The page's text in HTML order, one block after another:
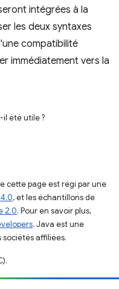
intégrées à la
les deux syntaxes
compatibilité
immédiatement vers la
été utile ?
cette page est régi par une
, et les échantillons de
2.0. Pour en savoir plus,
. Java est une
affiliées.